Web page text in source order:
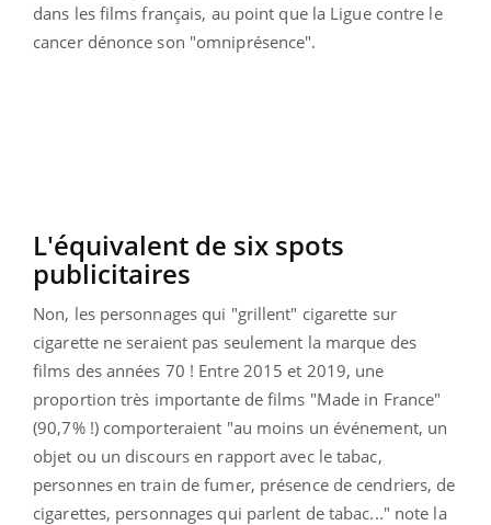
dans les films français, au point que la Ligue contre le
cancer dénonce son "omniprésence".
L'équivalent de six spots
publicitaires
Non, les personnages qui "grillent" cigarette sur
cigarette ne seraient pas seulement la marque des
films des années 70 ! Entre 2015 et 2019, une
proportion très importante de films "Made in France"
(90,7% !) comporteraient "au moins un événement, un
objet ou un discours en rapport avec le tabac,
personnes en train de fumer, présence de cendriers, de
cigarettes, personnages qui parlent de tabac..." note la